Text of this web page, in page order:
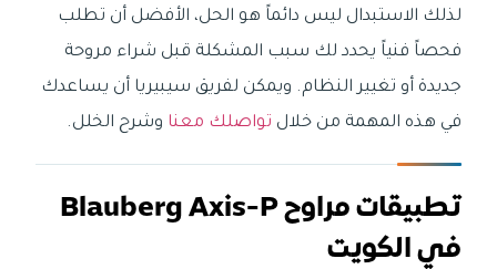
لذلك الاستبدال ليس دائماً هو الحل، الأفضل أن تطلب
فحصاً فنياً يحدد لك سبب المشكلة قبل شراء مروحة
جديدة أو تغيير النظام. ويمكن لفريق سيبيريا أن يساعدك
في هذه المهمة من خلال تواصلك معنا وشرح الخلل.
تطبيقات مراوح Blauberg Axis-P
في الكويت